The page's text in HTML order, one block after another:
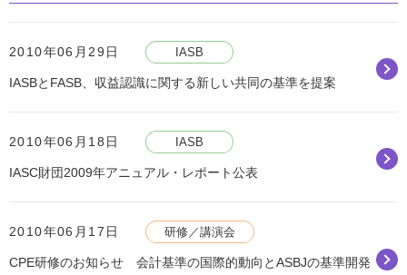
2010年06月29日 IASB
IASBとFASB、収益認識に関する新しい共同の基準を提案
2010年06月18日 IASB
IASC財団2009年アニュアル・レポート公表
2010年06月17日 研修／講演会
CPE研修のお知らせ 会計基準の国際的動向とASBJの基準開発